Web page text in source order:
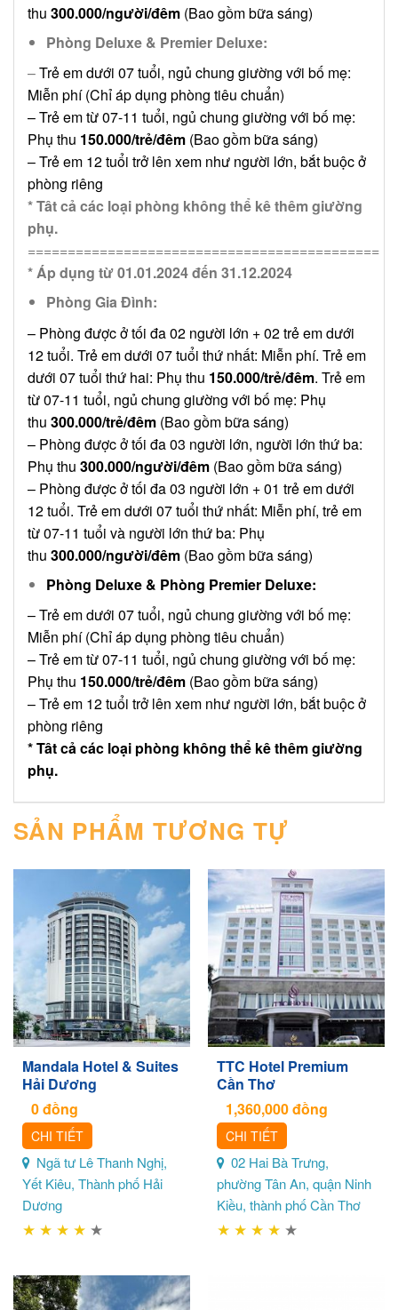
thu 300.000/người/đêm (Bao gồm bữa sáng)
Phòng Deluxe & Premier Deluxe:
–Trẻ em dưới 07 tuổi, ngủ chung giường với bố mẹ:
Miễn phí (Chỉ áp dụng phòng tiêu chuẩn)
– Trẻ em từ 07-11 tuổi, ngủ chung giường với bố mẹ:
Phụ thu 150.000/trẻ/đêm (Bao gồm bữa sáng)
– Trẻ em 12 tuổi trở lên xem như người lớn, bắt buộc ở
phòng riêng
* Tât cả các loại phòng không thể kê thêm giường
phụ.
============================================
* Áp dụng từ 01.01.2024 đến 31.12.2024
Phòng Gia Đình:
– Phòng được ở tối đa 02 người lớn + 02 trẻ em dưới
12 tuổi. Trẻ em dưới 07 tuổi thứ nhất: Miễn phí. Trẻ em
dưới 07 tuổi thứ hai: Phụ thu 150.000/trẻ/đêm. Trẻ em
từ 07-11 tuổi, ngủ chung giường với bố mẹ: Phụ
thu 300.000/trẻ/đêm (Bao gồm bữa sáng)
– Phòng được ở tối đa 03 người lớn, người lớn thứ ba:
Phụ thu 300.000/người/đêm (Bao gồm bữa sáng)
– Phòng được ở tối đa 03 người lớn + 01 trẻ em dưới
12 tuổi. Trẻ em dưới 07 tuổi thứ nhất: Miễn phí, trẻ em
từ 07-11 tuổi và người lớn thứ ba: Phụ
thu 300.000/người/đêm (Bao gồm bữa sáng)
Phòng Deluxe & Phòng Premier Deluxe:
– Trẻ em dưới 07 tuổi, ngủ chung giường với bố mẹ:
Miễn phí (Chỉ áp dụng phòng tiêu chuẩn)
– Trẻ em từ 07-11 tuổi, ngủ chung giường với bố mẹ:
Phụ thu 150.000/trẻ/đêm (Bao gồm bữa sáng)
– Trẻ em 12 tuổi trở lên xem như người lớn, bắt buộc ở
phòng riêng
* Tât cả các loại phòng không thể kê thêm giường
phụ.
SẢN PHẨM TƯƠNG TỰ
Mandala Hotel & Suites
Hải Dương
0đồng
CHI TIẾT
Ngã tư Lê Thanh Nghị,
Yết Kiêu, Thành phố Hải
Dương
★ ★ ★ ★ ★
TTC Hotel Premium
Cần Thơ
1,360,000đồng
CHI TIẾT
02 Hai Bà Trưng,
phường Tân An, quận Ninh
Kiều, thành phố Cần Thơ
★ ★ ★ ★ ★